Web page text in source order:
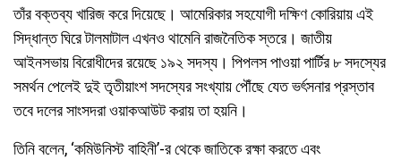
তাঁর বক্তব্য খারিজ করে দিয়েছে। আমেরিকার সহযোগী দক্ষিণ কোরিয়ায় এই
সিদ্ধান্ত ঘিরে টালমাটাল এখনও থামেনি রাজনৈতিক স্তরে। জাতীয়
আইনসভায় বিরোধীদের রয়েছে ১৯২ সদস্য। পিপলস পাওয়া পার্টির ৮ সদস্যের
সমর্থন পেলেই দুই তৃতীয়াংশ সদস্যের সংখ্যায় পৌঁছে যেত ভর্ৎসনার প্রস্তাব
তবে দলের সাংসদরা ওয়াকআউট করায় তা হয়নি।
তিনি বলেন, ‘কমিউনিস্ট বাহিনী’-র থেকে জাতিকে রক্ষা করতে এবং